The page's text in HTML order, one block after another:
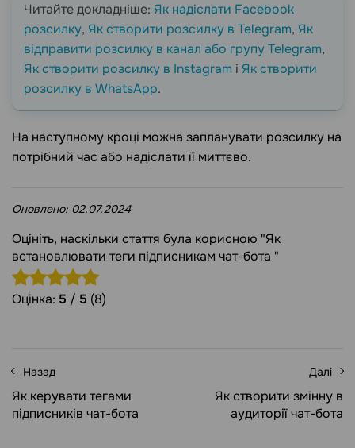
Читайте докладніше: Як надіслати Facebook
розсилку, Як створити розсилку в Telegram, Як
відправити розсилку в канал або групу Telegram,
Як створити розсилку в Instagram і Як створити
розсилку в WhatsApp.
На наступному кроці можна запланувати розсилку на
потрібний час або надіслати її миттєво.
Оновлено: 02.07.2024
Оцініть, наскільки стаття була корисною "Як
встановлювати теги підписникам чат-бота "
Оцінка: 5 / 5 (8)
Назад
Як керувати тегами
підписників чат-бота
Далі
Як створити змінну в
аудиторії чат-бота